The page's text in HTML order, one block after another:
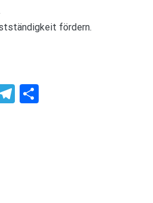
fördern.
Telegram